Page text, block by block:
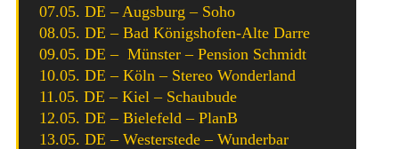
07.05. DE – Augsburg – Soho
08.05. DE – Bad Königshofen-Alte Darre
09.05. DE – Münster – Pension Schmidt
10.05. DE – Köln – Stereo Wonderland
11.05. DE – Kiel – Schaubude
12.05. DE – Bielefeld – PlanB
13.05. DE – Westerstede – Wunderbar